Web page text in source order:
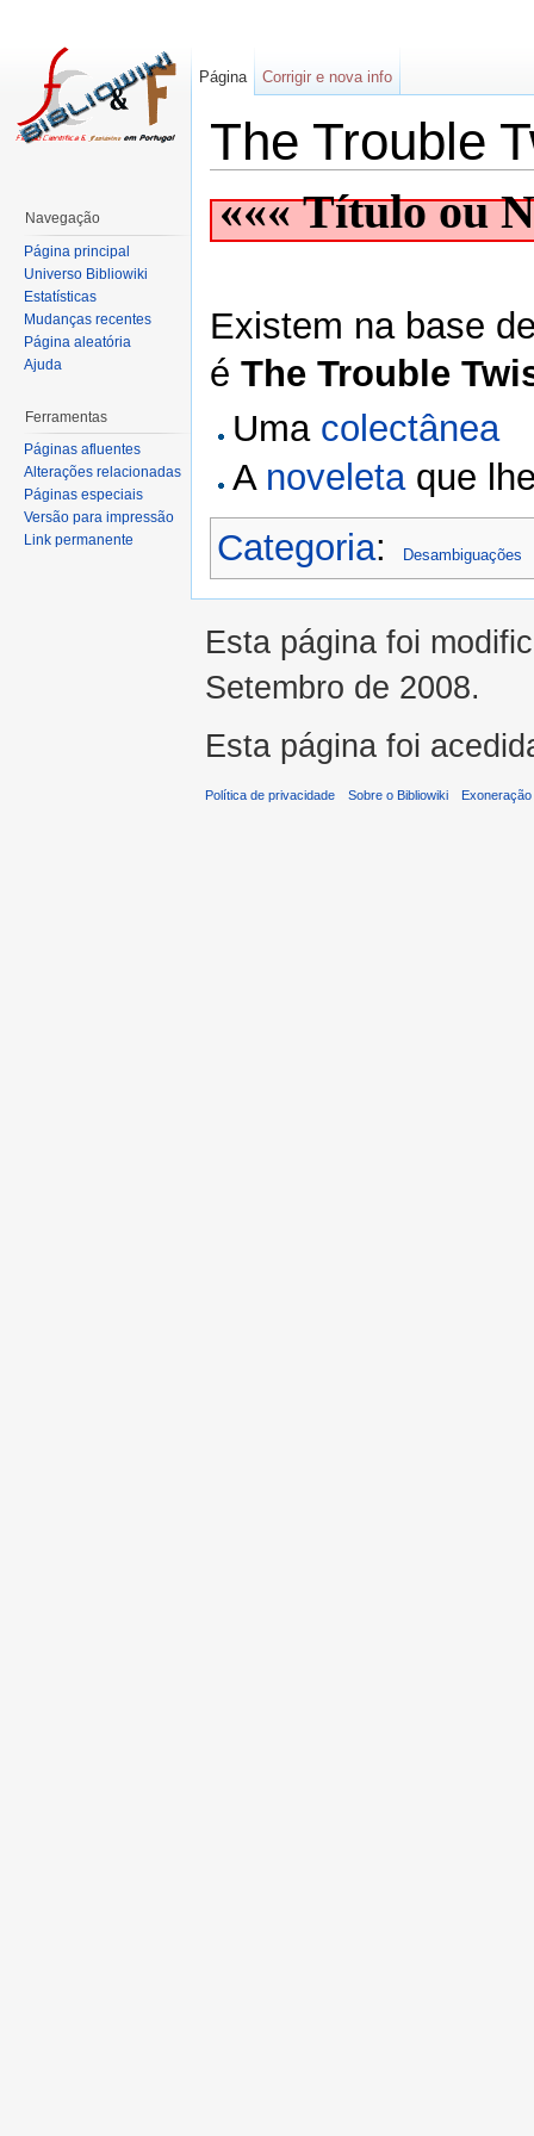
The Trouble
««« Título ou
Existem na base
é The Trouble
Uma colectânea
A noveletaque
Categoria: Desambiguações
Página Corrigir e nova info
Navegação
Página principal
Universo Bibliowiki
Estatísticas
Mudanças recentes
Página aleatória
Ajuda
Ferramentas
Páginas afluentes
Alterações relacionadas
Páginas especiais
Versão para impressão
Link permanente
Esta página foi
Setembro de 2008.
Esta página foi
Política de privacidade Sobre o Bibliowiki